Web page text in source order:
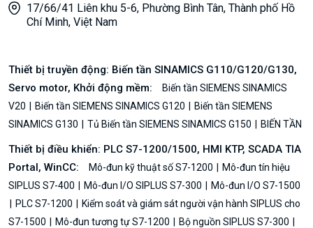
17/66/41 Liên khu 5-6, Phường Bình Tân, Thành phố Hồ
Chí Minh, Việt Nam
Thiết bị truyền động: Biến tần SINAMICS G110/G120/G130,
Servo motor, Khởi động mềm:
Biến tần SIEMENS SINAMICS
V20
Biến tần SIEMENS SINAMICS G120
Biến tần SIEMENS
SINAMICS G130
Tủ Biến tần SIEMENS SINAMICS G150 BIẾN TẦN
Thiết bị điều khiển: PLC S7-1200/1500, HMI KTP, SCADA TIA
Portal, WinCC:
Mô-đun kỹ thuật số S7-1200
Mô-đun tín hiệu
SIPLUS S7-400
Mô-đun I/O SIPLUS S7-300
Mô-đun I/O S7-1500
PLC S7-1200
Kiểm soát và giám sát người vận hành SIPLUS cho
S7-1500
Mô-đun tương tự S7-1200
Bộ nguồn SIPLUS S7-300